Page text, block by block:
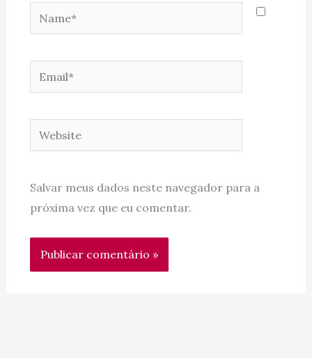
Website
Salvar meus dados neste navegador para a
próxima vez que eu comentar.